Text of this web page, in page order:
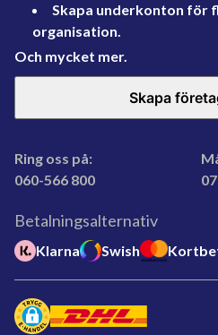
Skapa underkonton för
organisation.
Och mycket mer.
Skapa
Ring oss på:
060-566 800
Betalningsalternativ
Klarna Swish